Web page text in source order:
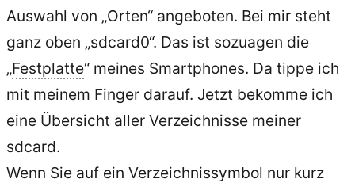
Auswahl von „Orten“ angeboten. Bei mir steht
ganz oben „sdcard0“. Das ist sozuagen die
„Festplatte“ meines Smartphones. Da tippe ich
mit meinem Finger darauf. Jetzt bekomme ich
eine Übersicht aller Verzeichnisse meiner
sdcard.
Wenn Sie auf ein Verzeichnissymbol nur kurz